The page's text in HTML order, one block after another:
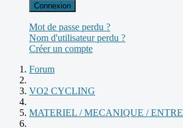
Connexion
Mot de passe perdu ?
Nom d'utilisateur perdu ?
Créer un compte
Forum
VO2 CYCLING
MATERIEL / MECANIQUE /